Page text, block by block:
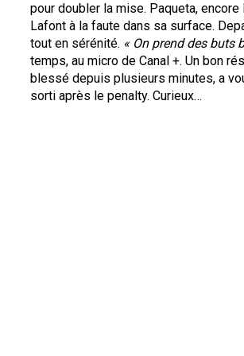
pour doubler la mise. Paqueta,
Lafont à la faute dans sa surface.
tout en sérénité. « On prend des buts
temps, au micro de Canal +. Un bon
blessé depuis plusieurs minutes, a
sorti après le penalty. Curieux…